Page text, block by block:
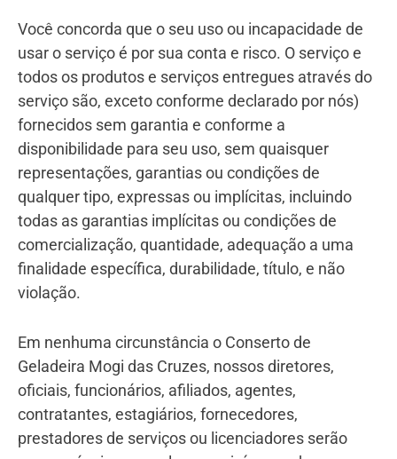
Você concorda que o seu uso ou incapacidade de
usar o serviço é por sua conta e risco. O serviço e
todos os produtos e serviços entregues através do
serviço são, exceto conforme declarado por nós)
fornecidos sem garantia e conforme a
disponibilidade para seu uso, sem quaisquer
representações, garantias ou condições de
qualquer tipo, expressas ou implícitas, incluindo
todas as garantias implícitas ou condições de
comercialização, quantidade, adequação a uma
finalidade específica, durabilidade, título, e não
violação.
Em nenhuma circunstância o Conserto de
Geladeira Mogi das Cruzes, nossos diretores,
oficiais, funcionários, afiliados, agentes,
contratantes, estagiários, fornecedores,
prestadores de serviços ou licenciadores serão